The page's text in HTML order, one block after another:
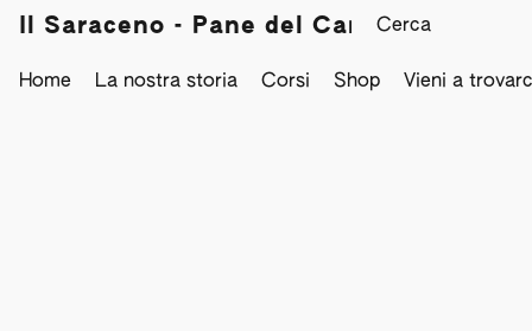
Il Saraceno - Pane del Campo
Home La nostra storia Corsi Shop Vieni a